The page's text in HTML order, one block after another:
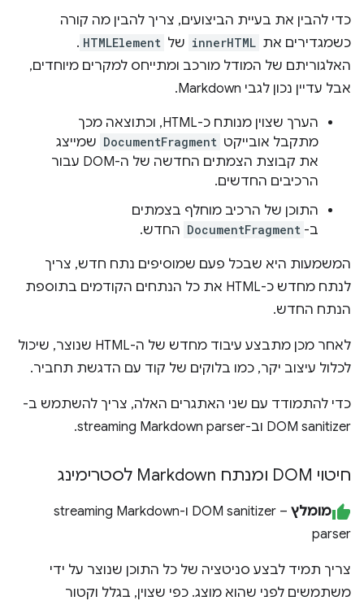
כדי להבין את בעיית הביצועים, צריך להבין מה קורה
כשמגדירים את innerHTML של HTMLElement
.
האלגוריתם של המודל מורכב ומתייחס למקרים מיוחדים,
אבל עדיין נכון לגבי Markdown.
הערך שצוין מנותח כ-HTML, וכתוצאה מכך
מתקבל אובייקט DocumentFragment שמייצג
את קבוצת הצמתים החדשה של ה-DOM עבור
הרכיבים החדשים.
התוכן של הרכיב מוחלף בצמתים
ב- DocumentFragment החדש.
המשמעות היא שבכל פעם שמוסיפים נתח חדש, צריך
לנתח מחדש כ-HTML את כל הנתחים הקודמים בתוספת
הנתח החדש.
לאחר מכן מתבצע עיבוד מחדש של ה-HTML שנוצר, שיכול
לכלול עיצוב יקר, כמו בלוקים של קוד עם הדגשת תחביר.
כדי להתמודד עם שני האתגרים האלה, צריך להשתמש ב-
DOM sanitizer וב-streaming Markdown parser.
חיטוי DOM ומנתח Markdown לסטרימינג
מומלץ
– DOM sanitizer ו-streaming Markdown
parser
צריך תמיד לבצע סניטציה של כל התוכן שנוצר על ידי
משתמשים לפני שהוא מוצג. כפי שצוין, בגלל וקטור